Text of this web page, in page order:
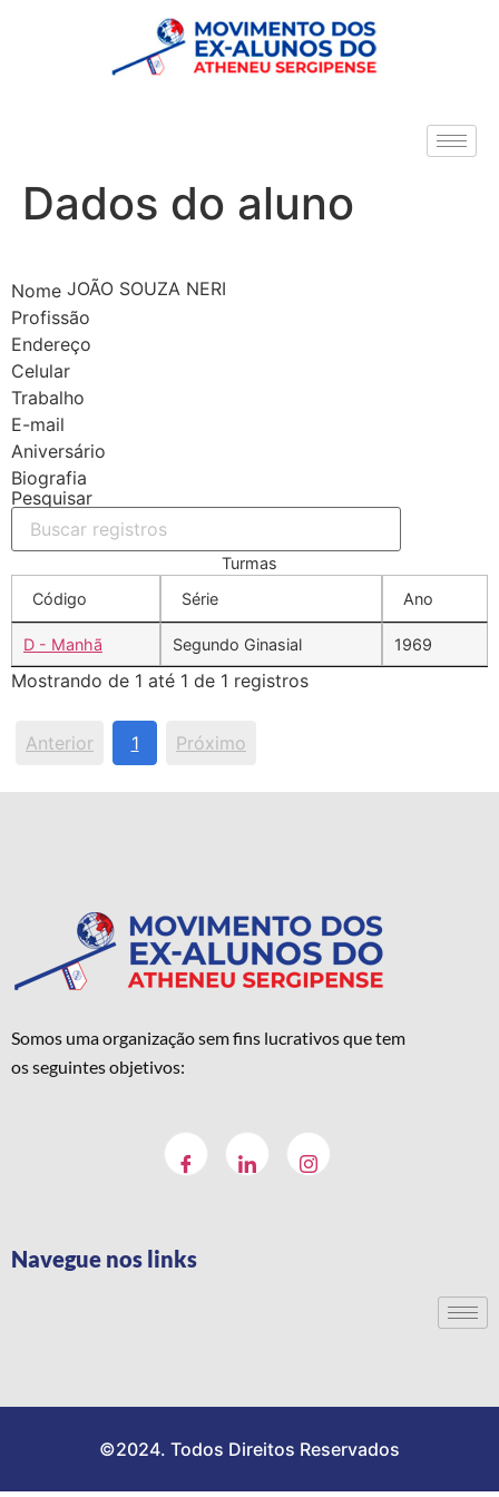
Dados do aluno
Nome JOÃO SOUZA NERI
Profissão
Endereço
Celular
Trabalho
E-mail
Aniversário
Biografia
Pesquisar
Turmas
Código
Série Ano
D - Manhã Segundo Ginasial 1969
Mostrando de 1 até 1 de 1 registros
Anterior 1 Próximo
Somos uma organização sem fins lucrativos que tem
os seguintes objetivos:
Navegue nos links
©2024. Todos Direitos Reservados